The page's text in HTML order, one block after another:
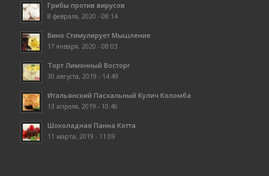
Грибы против вирусов
8 февраля, 2020 - 08:14
Вино Стимулирует Мышление
17 января, 2020 - 08:03
Торт Лимонный Восторг
30 августа, 2019 - 14:49
Итальянский Пасхальный Кулич Коломба
13 апреля, 2019 - 10:46
Шоколадная Панна Котта
11 марта, 2019 - 11:09